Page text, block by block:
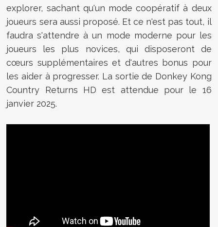
explorer, sachant qu'un mode coopératif à deux
joueurs sera aussi proposé. Et ce n'est pas tout, il
faudra s'attendre à un mode moderne pour les
joueurs les plus novices, qui disposeront de
cœurs supplémentaires et d'autres bonus pour
les aider à progresser. La sortie de Donkey Kong
Country Returns HD est attendue pour le 16
janvier 2025.